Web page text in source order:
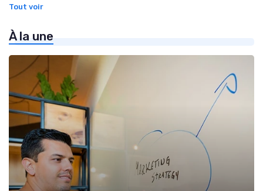
» Marketing Digital et Réglementations
Tout voir
À la une